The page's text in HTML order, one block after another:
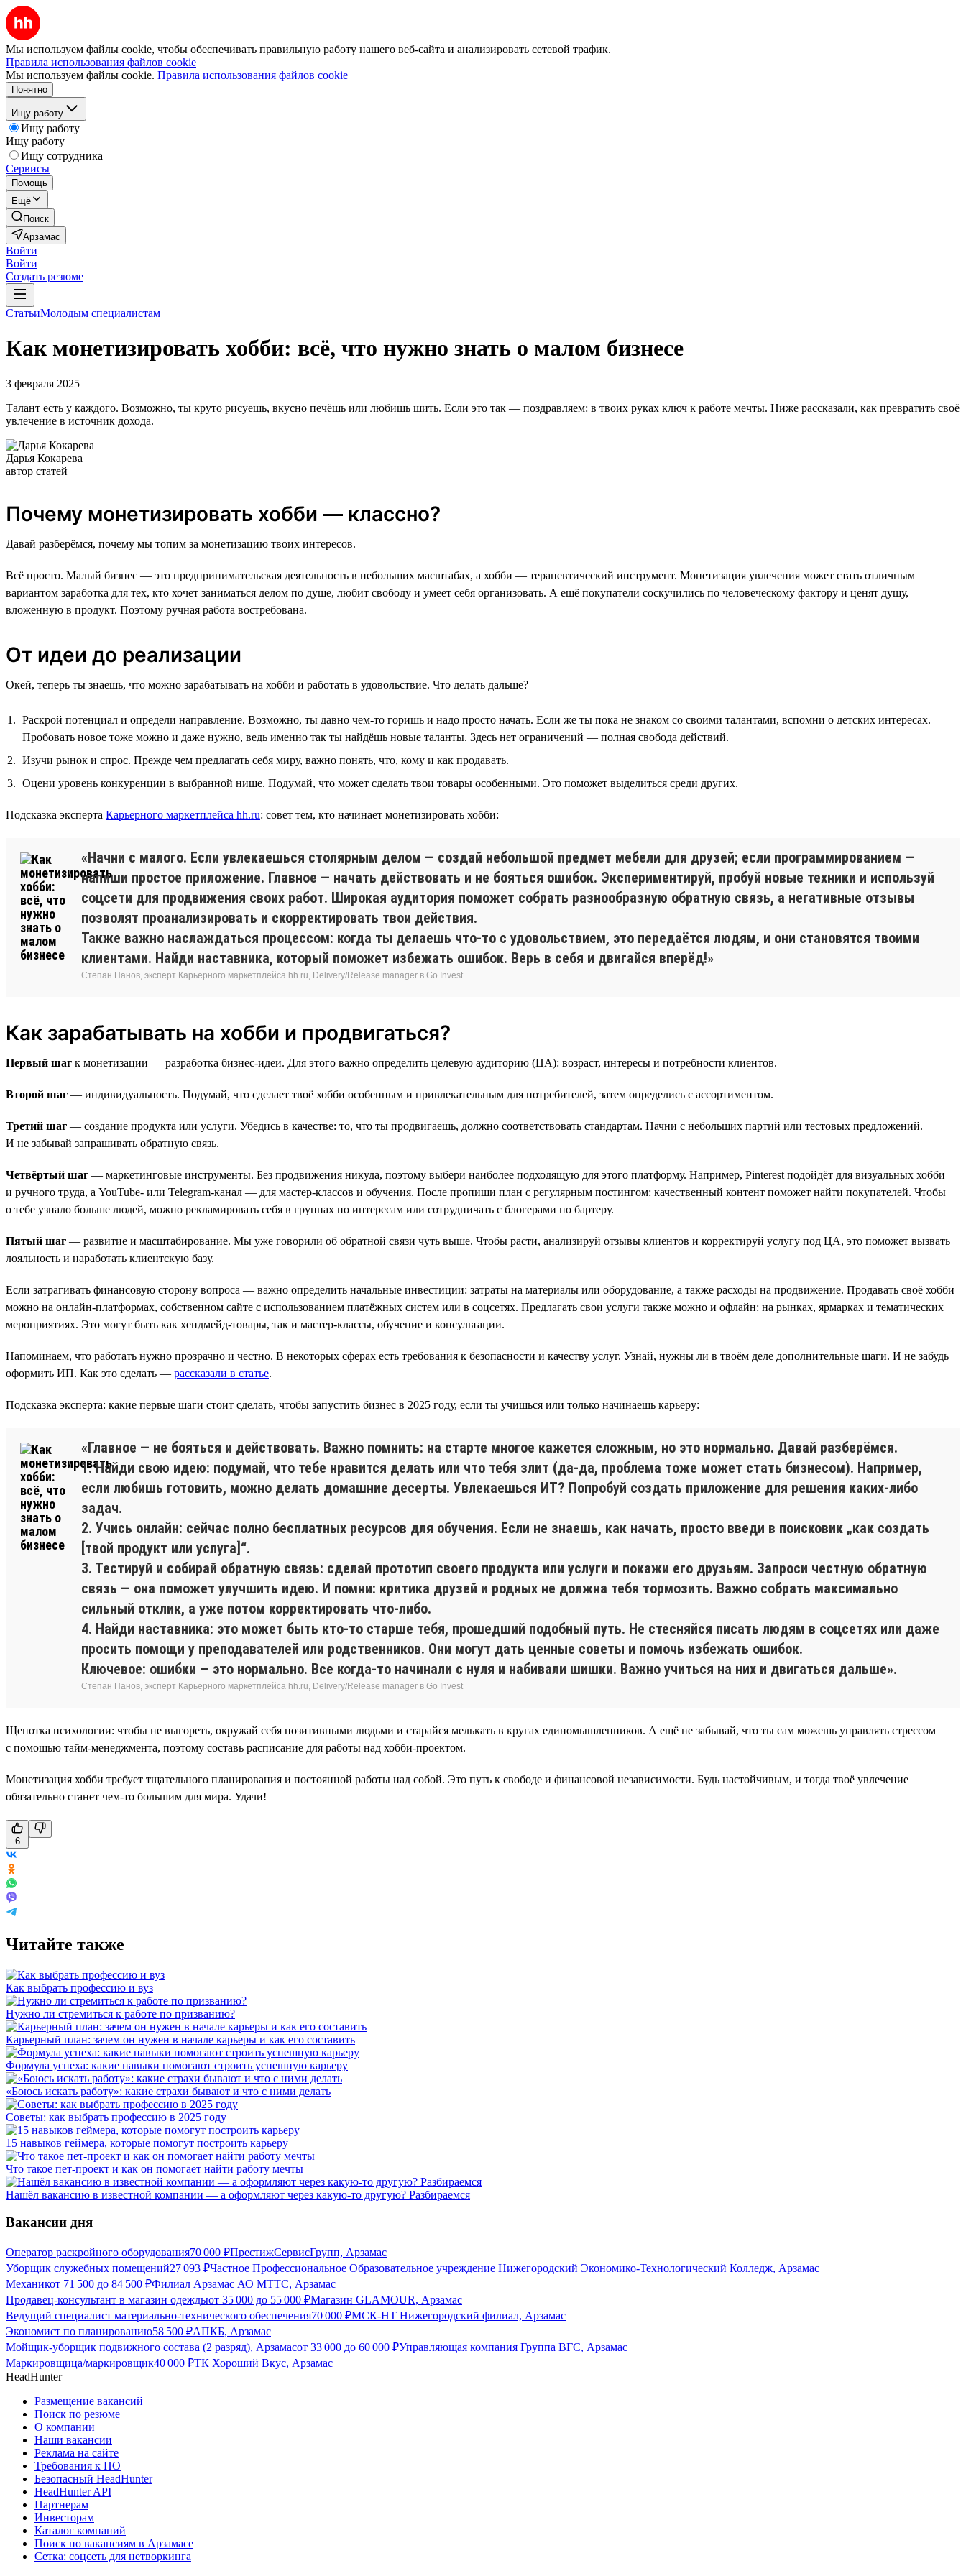
Мы используем файлы cookie, чтобы обеспечивать правильную работу нашего веб-сайта и анализировать сетевой трафик.
Правила использования файлов cookie
Мы используем файлы cookie. Правила использования файлов cookie
Понятно
Ищу работу
Ищу работу
Ищу работу
Ищу сотрудника
Сервисы
Помощь
Ещё
Поиск
Арзамас
Войти
Войти
Создать резюме
СтатьиМолодым специалистам
Как монетизировать хобби: всё, что нужно знать о малом бизнесе
3 февраля 2025
Талант есть у каждого. Возможно, ты круто рисуешь, вкусно печёшь или любишь шить. Если это так — поздравляем: в твоих руках ключ к работе мечты. Ниже рассказали, как превратить своё
увлечение в источник дохода.
Дарья Кокарева
автор статей
Почему монетизировать хобби — классно?
Давай разберёмся, почему мы топим за монетизацию твоих интересов.
Всё просто. Малый бизнес — это предпринимательская деятельность в небольших масштабах, а хобби — терапевтический инструмент. Монетизация увлечения может стать отличным
вариантом заработка для тех, кто хочет заниматься делом по душе, любит свободу и умеет себя организовать. А ещё покупатели соскучились по человеческому фактору и ценят душу,
вложенную в продукт. Поэтому ручная работа востребована.
От идеи до реализации
Окей, теперь ты знаешь, что можно зарабатывать на хобби и работать в удовольствие. Что делать дальше?
Раскрой потенциал и определи направление. Возможно, ты давно чем-то горишь и надо просто начать. Если же ты пока не знаком со своими талантами, вспомни о детских интересах.
Пробовать новое тоже можно и даже нужно, ведь именно так ты найдёшь новые таланты. Здесь нет ограничений — полная свобода действий.
Изучи рынок и спрос. Прежде чем предлагать себя миру, важно понять, что, кому и как продавать.
Оцени уровень конкуренции в выбранной нише. Подумай, что может сделать твои товары особенными. Это поможет выделиться среди других.
Подсказка эксперта Карьерного маркетплейса hh.ru: совет тем, кто начинает монетизировать хобби:
«Начни с малого. Если увлекаешься столярным делом — создай небольшой предмет мебели для друзей; если программированием —
напиши простое приложение. Главное — начать действовать и не бояться ошибок. Экспериментируй, пробуй новые техники и используй
соцсети для продвижения своих работ. Широкая аудитория поможет собрать разнообразную обратную связь, а негативные отзывы
позволят проанализировать и скорректировать твои действия.
Также важно наслаждаться процессом: когда ты делаешь что-то с удовольствием, это передаётся людям, и они становятся твоими
клиентами. Найди наставника, который поможет избежать ошибок. Верь в себя и двигайся вперёд!»
Степан Панов, эксперт Карьерного маркетплейса hh.ru, Delivery/Release manager в Go Invest
Как зарабатывать на хобби и продвигаться?
Первый шаг к монетизации — разработка бизнес-идеи. Для этого важно определить целевую аудиторию (ЦА): возраст, интересы и потребности клиентов.
Второй шаг — индивидуальность. Подумай, что сделает твоё хобби особенным и привлекательным для потребителей, затем определись с ассортиментом.
Третий шаг — создание продукта или услуги. Убедись в качестве: то, что ты продвигаешь, должно соответствовать стандартам. Начни с небольших партий или тестовых предложений.
И не забывай запрашивать обратную связь.
Четвёртый шаг — маркетинговые инструменты. Без продвижения никуда, поэтому выбери наиболее подходящую для этого платформу. Например, Pinterest подойдёт для визуальных хобби
и ручного труда, а YouTube- или Telegram-канал — для мастер-классов и обучения. После пропиши план с регулярным постингом: качественный контент поможет найти покупателей. Чтобы
о тебе узнало больше людей, можно рекламировать себя в группах по интересам или сотрудничать с блогерами по бартеру.
Пятый шаг — развитие и масштабирование. Мы уже говорили об обратной связи чуть выше. Чтобы расти, анализируй отзывы клиентов и корректируй услугу под ЦА, это поможет вызвать
лояльность и наработать клиентскую базу.
Если затрагивать финансовую сторону вопроса — важно определить начальные инвестиции: затраты на материалы или оборудование, а также расходы на продвижение. Продавать своё хобби
можно на онлайн-платформах, собственном сайте с использованием платёжных систем или в соцсетях. Предлагать свои услуги также можно и офлайн: на рынках, ярмарках и тематических
мероприятиях. Это могут быть как хендмейд-товары, так и мастер-классы, обучение и консультации.
Напоминаем, что работать нужно прозрачно и честно. В некоторых сферах есть требования к безопасности и качеству услуг. Узнай, нужны ли в твоём деле дополнительные шаги. И не забудь
оформить ИП. Как это сделать — рассказали в статье.
Подсказка эксперта: какие первые шаги стоит сделать, чтобы запустить бизнес в 2025 году, если ты учишься или только начинаешь карьеру:
«Главное — не бояться и действовать. Важно помнить: на старте многое кажется сложным, но это нормально. Давай разберёмся.
1. Найди свою идею: подумай, что тебе нравится делать или что тебя злит (да-да, проблема тоже может стать бизнесом). Например,
если любишь готовить, можно делать домашние десерты. Увлекаешься ИТ? Попробуй создать приложение для решения каких-либо
задач.
2. Учись онлайн: сейчас полно бесплатных ресурсов для обучения. Если не знаешь, как начать, просто введи в поисковик „как создать
[твой продукт или услуга]“.
3. Тестируй и собирай обратную связь: сделай прототип своего продукта или услуги и покажи его друзьям. Запроси честную обратную
связь — она поможет улучшить идею. И помни: критика друзей и родных не должна тебя тормозить. Важно собрать максимально
сильный отклик, а уже потом корректировать что-либо.
4. Найди наставника: это может быть кто-то старше тебя, прошедший подобный путь. Не стесняйся писать людям в соцсетях или даже
просить помощи у преподавателей или родственников. Они могут дать ценные советы и помочь избежать ошибок.
Ключевое: ошибки — это нормально. Все когда-то начинали с нуля и набивали шишки. Важно учиться на них и двигаться дальше».
Степан Панов, эксперт Карьерного маркетплейса hh.ru, Delivery/Release manager в Go Invest
Щепотка психологии: чтобы не выгореть, окружай себя позитивными людьми и старайся мелькать в кругах единомышленников. А ещё не забывай, что ты сам можешь управлять стрессом
с помощью тайм-менеджмента, поэтому составь расписание для работы над хобби-проектом.
Монетизация хобби требует тщательного планирования и постоянной работы над собой. Это путь к свободе и финансовой независимости. Будь настойчивым, и тогда твоё увлечение
обязательно станет чем-то большим для мира. Удачи!
6
Читайте также
Как выбрать профессию и вуз
Нужно ли стремиться к работе по призванию?
Карьерный план: зачем он нужен в начале карьеры и как его составить
Формула успеха: какие навыки помогают строить успешную карьеру
«Боюсь искать работу»: какие страхи бывают и что с ними делать
Советы: как выбрать профессию в 2025 году
15 навыков геймера, которые помогут построить карьеру
Что такое пет-проект и как он помогает найти работу мечты
Нашёл вакансию в известной компании — а оформляют через какую-то другую? Разбираемся
Вакансии дня
Оператор раскройного оборудования70 000 ₽ПрестижСервисГрупп, Арзамас
Уборщик служебных помещений27 093 ₽Частное Профессиональное Образовательное учреждение Нижегородский Экономико-Технологический Колледж, Арзамас
Механикот 71 500 до 84 500 ₽Филиал Арзамас АО МТТС, Арзамас
Продавец-консультант в магазин одеждыот 35 000 до 55 000 ₽Магазин GLAMOUR, Арзамас
Ведущий специалист материально-технического обеспечения70 000 ₽МСК-НТ Нижегородский филиал, Арзамас
Экономист по планированию58 500 ₽АПКБ, Арзамас
Мойщик-уборщик подвижного состава (2 разряд), Арзамасот 33 000 до 60 000 ₽Управляющая компания Группа ВГС, Арзамас
Маркировщица/маркировщик40 000 ₽ТК Хороший Вкус, Арзамас
HeadHunter
Размещение вакансий
Поиск по резюме
О компании
Наши вакансии
Реклама на сайте
Требования к ПО
Безопасный HeadHunter
HeadHunter API
Партнерам
Инвесторам
Каталог компаний
Поиск по вакансиям в Арзамасе
Сетка: соцсеть для нетворкинга